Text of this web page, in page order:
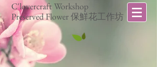
C'lovercraft Workshop
Preserved Flower 保鮮花工作坊